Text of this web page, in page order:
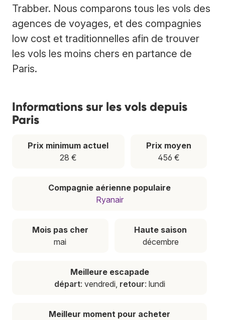
Trabber. Nous comparons tous les vols des
agences de voyages, et des compagnies
low cost et traditionnelles afin de trouver
les vols les moins chers en partance de
Paris.
Informations sur les vols depuis
Paris
Prix minimum actuel
28 €
Prix moyen
456 €
Compagnie aérienne populaire
Ryanair
Mois pas cher
mai
Haute saison
décembre
Meilleure escapade
départ: vendredi, retour: lundi
Meilleur moment pour acheter